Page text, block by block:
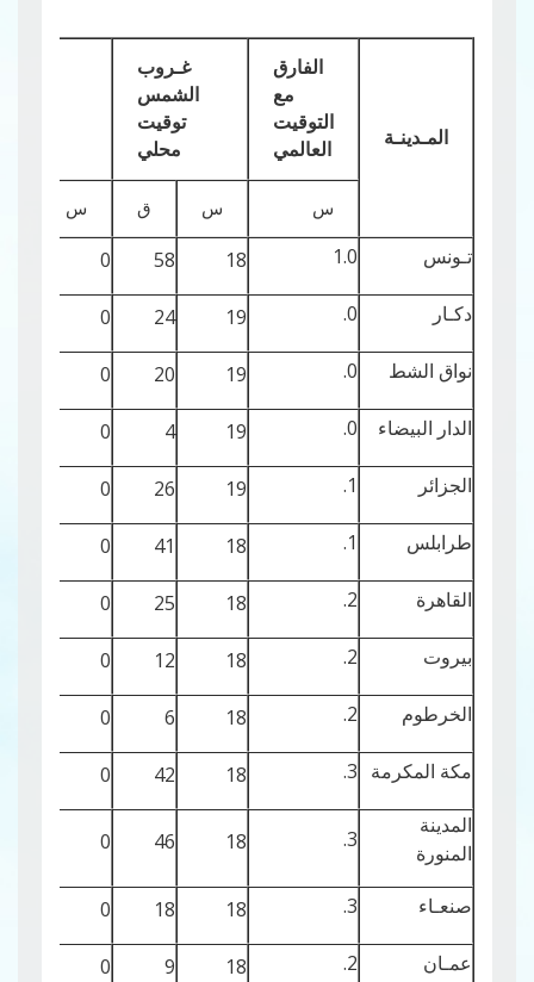
المـدينـة
الفارق
مع
التوقيت
العالمي
غـروب
الشمس
توقيت
محلي
س س ق س
تـونس 1.0
18
58
0
دكـار 0.
19
24
0
نواق الشط 0.
19
20
0
الدار البيضاء 0.
19
4
0
الجزائر 1.
19
26
0
طرابلس 1.
18
41
0
القاهرة 2.
18
25
0
بيروت 2.
18
12
0
الخرطوم 2.
18
6
0
مكة المكرمة 3.
18
42
0
المدينة
المنورة
3.
18
46
0
صنعـاء 3.
18
18
0
عمـان 2.
18
9
0